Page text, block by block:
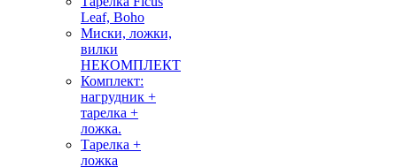
Leaf, Boho
Миски, ложки,
вилки
НЕКОМПЛЕКТ
Комплект:
нагрудник +
тарелка +
ложка.
Тарелка +
ложка